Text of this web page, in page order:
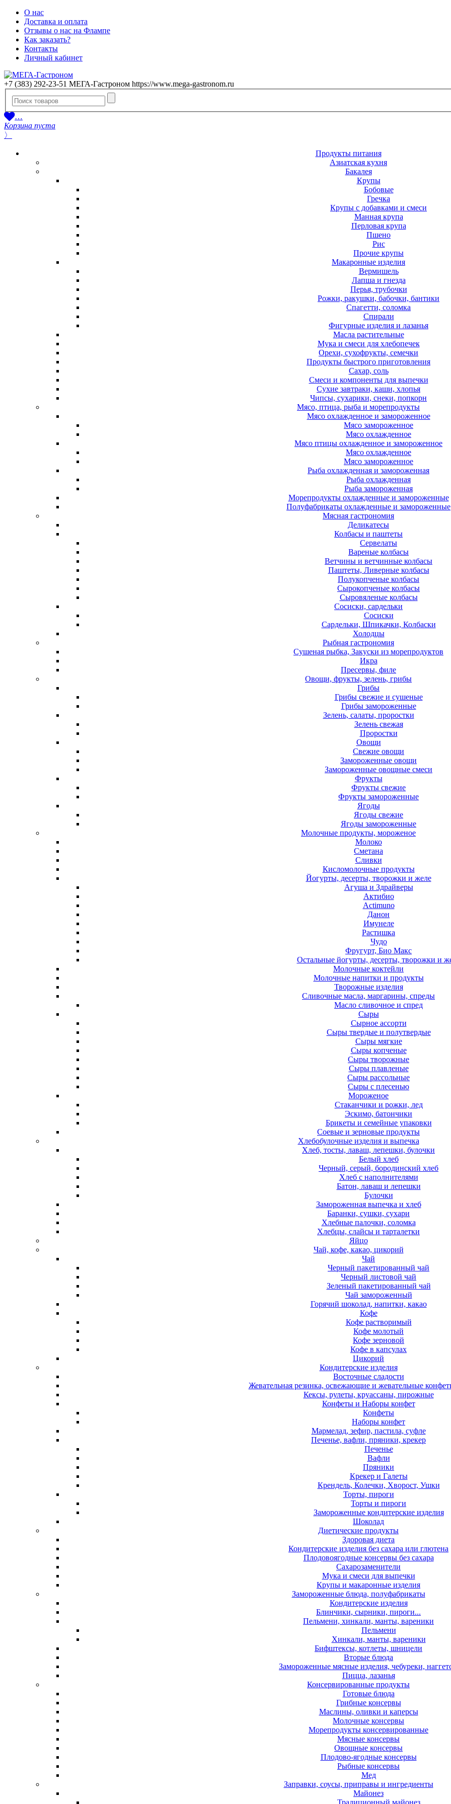
О нас
Доставка и оплата
Отзывы о нас на Флампе
Как заказать?
Контакты
Личный кабинет
+7 (383) 292-23-51 МЕГА-Гастроном https://www.mega-gastronom.ru
…
Корзина пуста
〉
Продукты питания
Азиатская кухня
Бакалея
Крупы
Бобовые
Гречка
Крупы с добавками и смеси
Манная крупа
Перловая крупа
Пшено
Рис
Прочие крупы
Макаронные изделия
Вермишель
Лапша и гнезда
Перья, трубочки
Рожки, ракушки, бабочки, бантики
Спагетти, соломка
Спирали
Фигурные изделия и лазанья
Масла растительные
Мука и смеси для хлебопечек
Орехи, сухофрукты, семечки
Продукты быстрого приготовления
Сахар, соль
Смеси и компоненты для выпечки
Сухие завтраки, каши, хлопья
Чипсы, сухарики, снеки, попкорн
Мясо, птица, рыба и морепродукты
Мясо охлажденное и замороженное
Мясо замороженное
Мясо охлажденное
Мясо птицы охлажденное и замороженное
Мясо охлажденное
Мясо замороженное
Рыба охлажденная и замороженная
Рыба охлажденная
Рыба замороженная
Морепродукты охлажденные и замороженные
Полуфабрикаты охлажденные и замороженные
Мясная гастрономия
Деликатесы
Колбасы и паштеты
Сервелаты
Вареные колбасы
Ветчины и ветчинные колбасы
Паштеты, Ливерные колбасы
Полукопченые колбасы
Сырокопченые колбасы
Сыровяленые колбасы
Сосиски, сардельки
Сосиски
Сардельки, Шпикачки, Колбаски
Холодцы
Рыбная гастрономия
Сушеная рыбка, Закуски из морепродуктов
Икра
Пресервы, филе
Овощи, фрукты, зелень, грибы
Грибы
Грибы свежие и сушеные
Грибы замороженные
Зелень, салаты, проростки
Зелень свежая
Проростки
Овощи
Свежие овощи
Замороженные овощи
Замороженные овощные смеси
Фрукты
Фрукты свежие
Фрукты замороженные
Ягоды
Ягоды свежие
Ягоды замороженные
Молочные продукты, мороженое
Молоко
Сметана
Сливки
Кисломолочные продукты
Йогурты, десерты, творожки и желе
Агуша и Здрайверы
Актибио
Actimuno
Данон
Имунеле
Растишка
Чудо
Фругурт, Био Макс
Остальные йогурты, десерты, творожки и
Молочные коктейли
Молочные напитки и продукты
Творожные изделия
Сливочные масла, маргарины, спреды
Масло сливочное и спред
Сыры
Сырное ассорти
Сыры твердые и полутвердые
Сыры мягкие
Сыры копченые
Сыры творожные
Сыры плавленые
Сыры рассольные
Сыры с плесенью
Мороженое
Стаканчики и рожки, лед
Эскимо, батончики
Брикеты и семейные упаковки
Соевые и зерновые продукты
Хлебобулочные изделия и выпечка
Хлеб, тосты, лаваш, лепешки, булочки
Белый хлеб
Черный, серый, бородинский хлеб
Хлеб с наполнителями
Батон, лаваш и лепешки
Булочки
Замороженная выпечка и хлеб
Баранки, сушки, сухари
Хлебные палочки, соломка
Хлебцы, слайсы и тарталетки
Яйцо
Чай, кофе, какао, цикорий
Чай
Черный пакетированный чай
Черный листовой чай
Зеленый пакетированный чай
Чай замороженный
Горячий шоколад, напитки, какао
Кофе
Кофе растворимый
Кофе молотый
Кофе зерновой
Кофе в капсулах
Цикорий
Кондитерские изделия
Восточные сладости
Жевательная резинка, освежающие и жевательные
Кексы, рулеты, круассаны, пирожные
Конфеты и Наборы конфет
Конфеты
Наборы конфет
Мармелад, зефир, пастила, суфле
Печенье, вафли, пряники, крекер
Печенье
Вафли
Пряники
Крекер и Галеты
Крендель, Колечки, Хворост, Ушки
Торты, пироги
Торты и пироги
Замороженные кондитерские изделия
Шоколад
Диетические продукты
Здоровая диета
Кондитерские изделия без сахара или глютена
Плодовоягодные консервы без сахара
Сахарозаменители
Мука и смеси для выпечки
Крупы и макаронные изделия
Замороженные блюда, полуфабрикаты
Кондитерские изделия
Блинчики, сырники, пироги...
Пельмени, хинкали, манты, вареники
Пельмени
Хинкали, манты, вареники
Бифштексы, котлеты, шницели
Вторые блюда
Замороженные мясные изделия, чебуреки,
Пицца, лазанья
Консервированные продукты
Готовые блюда
Грибные консервы
Маслины, оливки и каперсы
Молочные консервы
Морепродукты консервированные
Мясные консервы
Овощные консервы
Плодово-ягодные консервы
Рыбные консервы
Мед
Заправки, соусы, приправы и ингредиенты
Майонез
Традиционный майонез